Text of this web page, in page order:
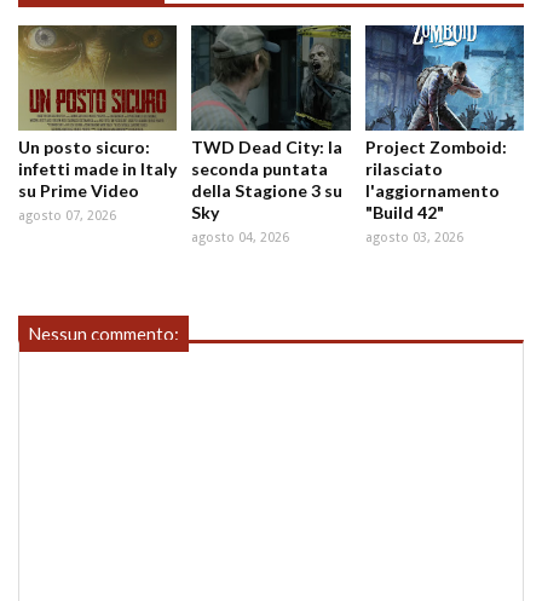
Un posto sicuro:
infetti made in Italy
su Prime Video
agosto 07, 2026
TWD Dead City: la
seconda puntata
della Stagione 3 su
Sky
agosto 04, 2026
Project Zomboid:
rilasciato
l'aggiornamento
"Build 42"
agosto 03, 2026
Nessun commento: